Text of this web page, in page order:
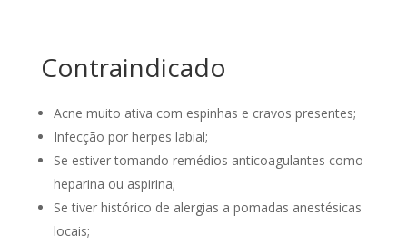
Contraindicado
Acne muito ativa com espinhas e cravos presentes;
Infecção por herpes labial;
Se estiver tomando remédios anticoagulantes como
heparina ou aspirina;
Se tiver histórico de alergias a pomadas anestésicas
locais;